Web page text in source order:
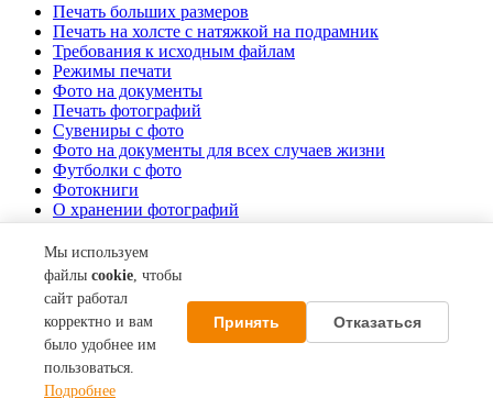
Мы используем
файлы cookie, чтобы
сайт работал
корректно и вам
было удобнее им
пользоваться.
Подробнее
Принять Отказаться
Печать больших размеров
Печать на холсте c натяжкой на подрамник
Требования к исходным файлам
Режимы печати
Фото на документы
Печать фотографий
Сувениры с фото
Фото на документы для всех случаев жизни
Футболки с фото
Фотокниги
О хранении фотографий
Стоимость услуг
О компании
Контакты
Акции
О нас
© 2013–2026 Фотосеть СИВМА. Все права защищены.